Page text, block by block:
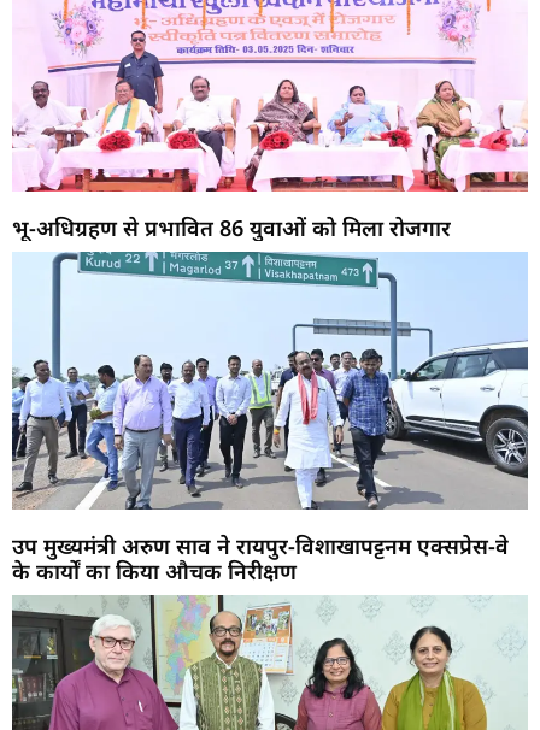
भू-अधिग्रहण से प्रभावित 86 युवाओं को मिला रोजगार
उप मुख्यमंत्री अरुण साव ने रायपुर-विशाखापट्टनम एक्सप्रेस-वे
के कार्यों का किया औचक निरीक्षण